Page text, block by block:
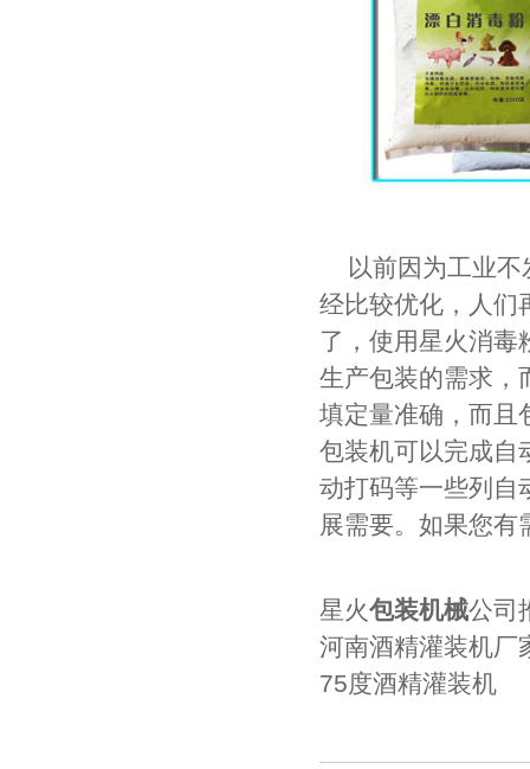
以前因为工业
经比较优化，人们
了，使用星火消毒
生产包装的需求，
填定量准确，而且
包装机可以完成自
动打码等一些列自
展需要。如果您
星火包装机械公司
河南酒精灌装机厂
75度酒精灌装机